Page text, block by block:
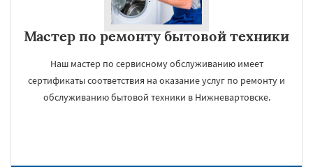
Мастер по ремонту бытовой техники
Наш мастер по сервисному обслуживанию имеет
сертификаты соответствия на оказание услуг по ремонту и
обслуживанию бытовой техники в Нижневартовске.